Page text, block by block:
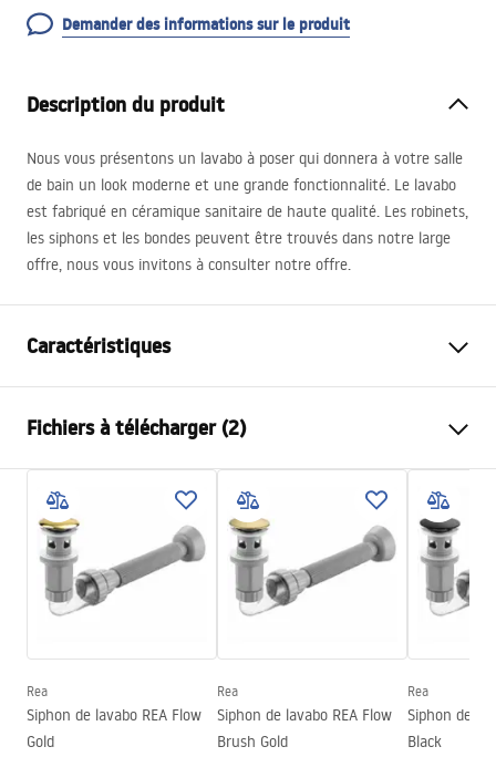
Demander des informations sur le produit
Description du produit
Nous vous présentons un lavabo à poser qui donnera à votre salle
de bain un look moderne et une grande fonctionnalité. Le lavabo
est fabriqué en céramique sanitaire de haute qualité. Les robinets,
les siphons et les bondes peuvent être trouvés dans notre large
offre, nous vous invitons à consulter notre offre.
Caractéristiques
Matériel
Couleur
Aspect pierre
Finition
Brillant
Longueur
485
Largeur
340mm
Hauteur
145
Forme
Trou de robinet
Non
Fichiers à télécharger (2)
Instructions de montage
Conditions de garantie
Rea
Siphon de lavabo REA Flow
Gold
Rea
Siphon de lavabo REA Flow
Brush Gold
Rea
Siphon de
Black